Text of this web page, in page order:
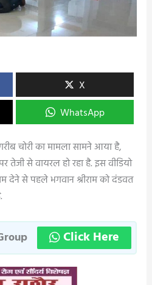
X
WhatsApp
चोरी का मामला सामने आया है,
तेजी से वायरल हो रहा है. इस वीडियो
देने से पहले भगवान श्रीराम को दंडवत
Click Here